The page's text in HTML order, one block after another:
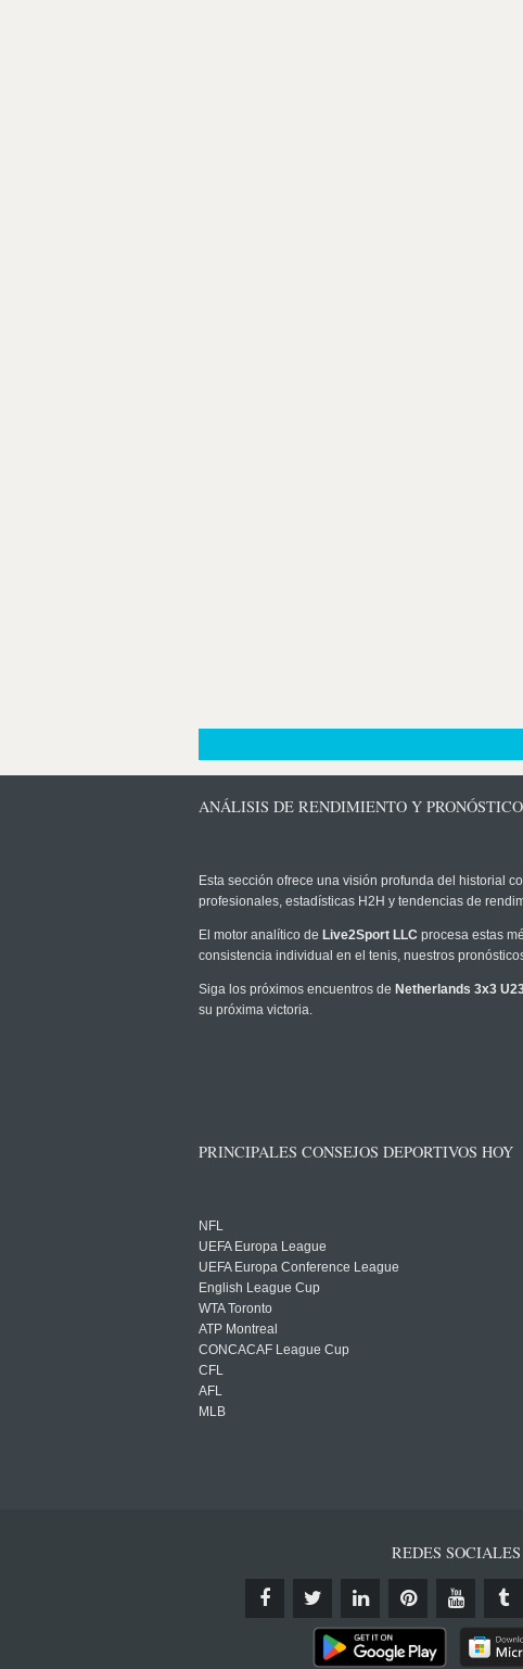
ANÁLISIS DE RENDIMIENTO Y
Esta sección ofrece una visión profunda del historial
profesionales, estadísticas H2H y tendencias de
El motor analítico de Live2Sport LLC procesa estas
consistencia individual en el tenis, nuestros
Siga los próximos encuentros de Netherlands 3x3
su próxima victoria.
PRINCIPALES CONSEJOS DEPORTIVOS HOY
NFL
UEFA Europa League
UEFA Europa Conference League
English League Cup
WTA Toronto
ATP Montreal
CONCACAF League Cup
CFL
AFL
MLB
REDES SOCIALES